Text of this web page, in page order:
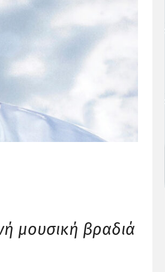
μουσική βραδιά